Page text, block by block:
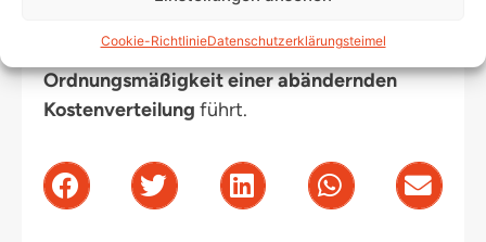
Cookie-RichtlinieDatenschutzerklärungsteimel
nicht notwendigerweise auch zur
Ordnungsmäßigkeit einer abändernden
Kostenverteilung führt.